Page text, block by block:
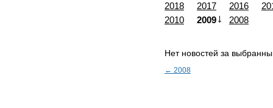
2018
2017 2016
2010
2009 2008
Нет новостей за
← 2008